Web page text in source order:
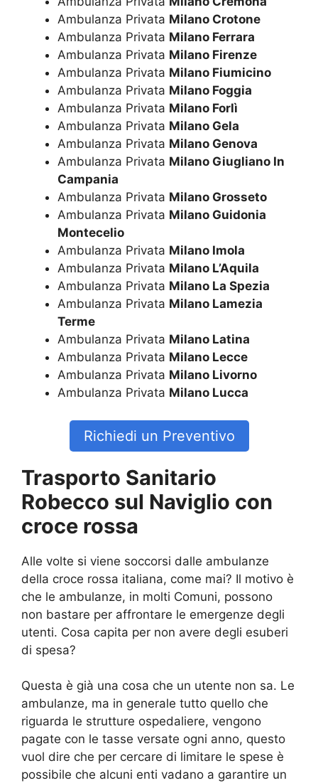
Ambulanza Privata Milano Crotone
Ambulanza Privata Milano Ferrara
Ambulanza Privata Milano Firenze
Ambulanza Privata Milano Fiumicino
Ambulanza Privata Milano Foggia
Ambulanza Privata Milano Forlì
Ambulanza Privata Milano Gela
Ambulanza Privata Milano Genova
Ambulanza Privata Milano Giugliano In
Campania
Ambulanza Privata Milano Grosseto
Ambulanza Privata Milano Guidonia
Montecelio
Ambulanza Privata Milano Imola
Ambulanza Privata Milano L’Aquila
Ambulanza Privata Milano La Spezia
Ambulanza Privata Milano Lamezia
Terme
Ambulanza Privata Milano Latina
Ambulanza Privata Milano Lecce
Ambulanza Privata Milano Livorno
Ambulanza Privata Milano Lucca
Richiedi un Preventivo
Trasporto Sanitario
Robecco sul Naviglio con
croce rossa
Alle volte si viene soccorsi dalle ambulanze
della croce rossa italiana, come mai? Il motivo è
che le ambulanze, in molti Comuni, possono
non bastare per affrontare le emergenze degli
utenti. Cosa capita per non avere degli esuberi
di spesa?
Questa è già una cosa che un utente non sa. Le
ambulanze, ma in generale tutto quello che
riguarda le strutture ospedaliere, vengono
pagate con le tasse versate ogni anno, questo
vuol dire che per cercare di limitare le spese è
possibile che alcuni enti vadano a garantire un